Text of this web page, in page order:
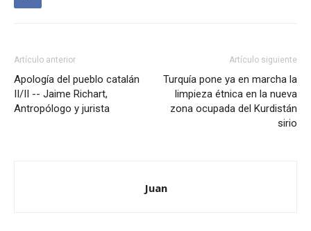
Artículo anterior
Apología del pueblo catalán
II/II -- Jaime Richart,
Antropólogo y jurista
Artículo siguiente
Turquía pone ya en marcha la
limpieza étnica en la nueva
zona ocupada del Kurdistán
sirio
Juan